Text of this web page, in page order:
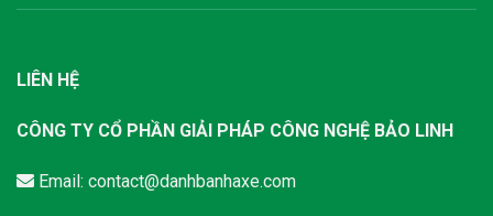
LIÊN HỆ
CÔNG TY CỔ PHẦN GIẢI PHÁP CÔNG NGHỆ BẢO LINH
Email: contact@danhbanhaxe.com